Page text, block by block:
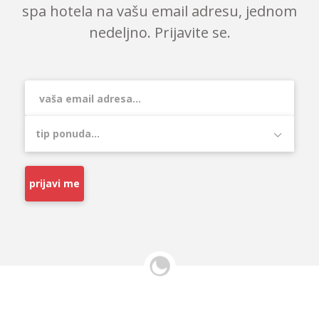
spa hotela na vašu email adresu, jednom
nedeljno. Prijavite se.
prijavi me